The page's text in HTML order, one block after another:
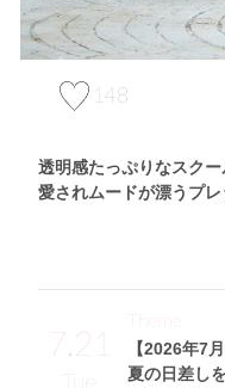
148
透明感たっぷりなスク
愛されムードが漂うプ
7.21
Tue
【2026年7
夏の日差し
Theme